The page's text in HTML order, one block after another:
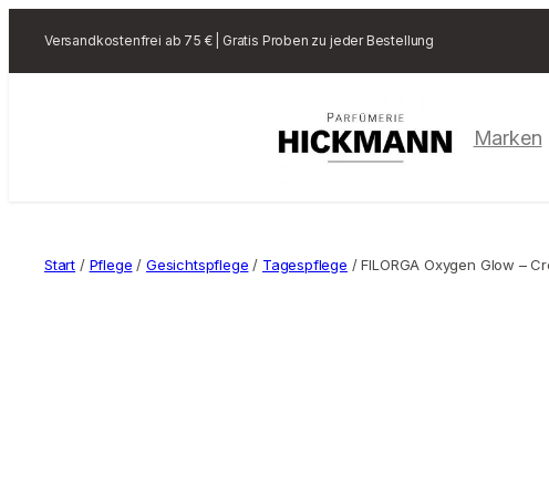
Versandkostenfrei ab 75 € | Gratis Proben zu jeder Bestellung
Marken
Start / Pflege / Gesichtspflege / Tagespflege / FILORGA Oxygen Glow –